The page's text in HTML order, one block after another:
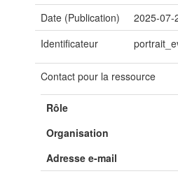
Date (Publication)
2025-07-
Identificateur
Contact pour la ressource
Rôle
Organisation
Adresse e-mail